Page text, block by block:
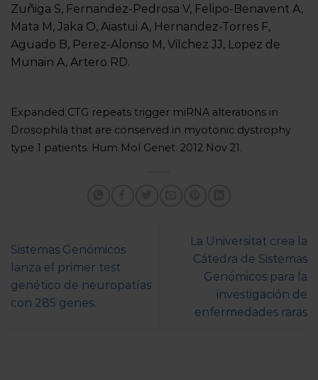
Zuñiga S, Fernandez-Pedrosa V, Felipo-Benavent A,
Mata M, Jaka O, Aiastui A, Hernandez-Torres F,
Aguado B, Perez-Alonso M, Vilchez JJ, Lopez de
Munain A, Artero RD.
Expanded CTG repeats trigger miRNA alterations in
Drosophila that are conserved in myotonic dystrophy
type 1 patients. Hum Mol Genet. 2012 Nov 21.
Sistemas Genómicos
lanza el primer test
genético de neuropatías
con 285 genes.
La Universitat crea la
Cátedra de Sistemas
Genómicos para la
investigación de
enfermedades raras